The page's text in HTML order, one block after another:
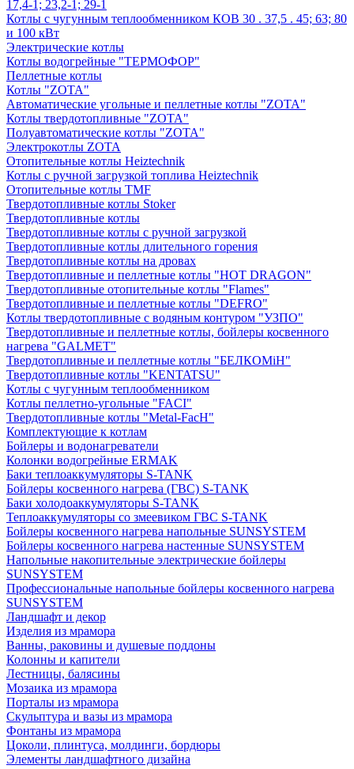
17,4-1; 23,2-1; 29-1
Котлы с чугунным теплообменником КОВ 30 . 37,5 . 45; 63; 80
и 100 кВт
Электрические котлы
Котлы водогрейные "ТЕРМОФОР"
Пеллетные котлы
Котлы "ZOTA"
Автоматические угольные и пеллетные котлы "ZOTA"
Котлы твердотопливные "ZOTA"
Полуавтоматические котлы "ZOTA"
Электрокотлы ZOTA
Отопительные котлы Heiztechnik
Котлы с ручной загрузкой топлива Heiztechnik
Отопительные котлы TMF
Твердотопливные котлы Stoker
Твердотопливные котлы
Твердотопливные котлы с ручной загрузкой
Твердотопливные котлы длительного горения
Твердотопливные котлы на дровах
Твердотопливные и пеллетные котлы "HOT DRAGON"
Твердотопливные отопительные котлы "Flames"
Твердотопливные и пеллетные котлы "DEFRO"
Котлы твердотопливные с водяным контуром "УЗПО"
Твердотопливные и пеллетные котлы, бойлеры косвенного
нагрева "GALMET"
Твердотопливные и пеллетные котлы "БЕЛКОМiН"
Твердотопливные котлы "KENTATSU"
Котлы с чугунным теплообменником
Котлы пеллетно-угольные "FACI"
Твердотопливные котлы "Metal-FacH"
Комплектующие к котлам
Бойлеры и водонагреватели
Колонки водогрейные ERMAK
Баки теплоаккумуляторы S-TANK
Бойлеры косвенного нагрева (ГВС) S-TANK
Баки холодоаккумуляторы S-TANK
Теплоаккумуляторы со змеевиком ГВС S-TANK
Бойлеры косвенного нагрева напольные SUNSYSTEM
Бойлеры косвенного нагрева настенные SUNSYSTEM
Напольные накопительные электрические бойлеры
SUNSYSTEM
Профессиональные напольные бойлеры косвенного нагрева
SUNSYSTEM
Ландшафт и декор
Изделия из мрамора
Ванны, раковины и душевые поддоны
Колонны и капители
Лестницы, балясины
Мозаика из мрамора
Порталы из мрамора
Скульптура и вазы из мрамора
Фонтаны из мрамора
Цоколи, плинтуса, молдинги, бордюры
Элементы ландшафтного дизайна